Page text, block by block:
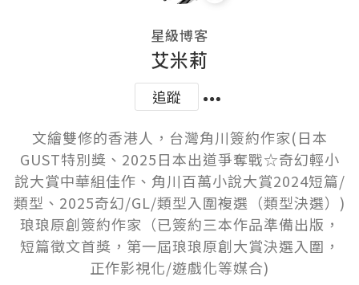
星級博客
艾米莉
追蹤
文繪雙修的香港人，台灣角川簽約作家(日本
GUST特別獎、2025日本出道爭奪戰☆奇幻輕小
說大賞中華組佳作、角川百萬小說大賞2024短篇/
類型、2025奇幻/GL/類型入圍複選（類型決選）)
琅琅原創簽約作家（已簽約三本作品準備出版，
短篇徵文首獎，第一屆琅琅原創大賞決選入圍，
正作影視化/遊戲化等媒合)